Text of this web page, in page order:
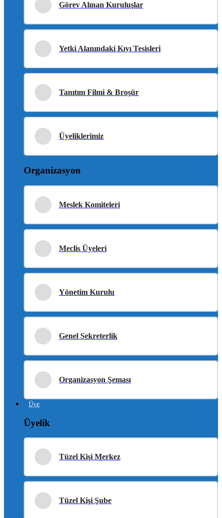
Görev Alınan Kuruluşlar
Yetki Alanındaki Kıyı Tesisleri
Tanıtım Filmi & Broşür
Üyeliklerimiz
Organizasyon
Meslek Komiteleri
Meclis Üyeleri
Yönetim Kurulu
Genel Sekreterlik
Organizasyon Şeması
Üye
Üyelik
Tüzel Kişi Merkez
Tüzel Kişi Şube